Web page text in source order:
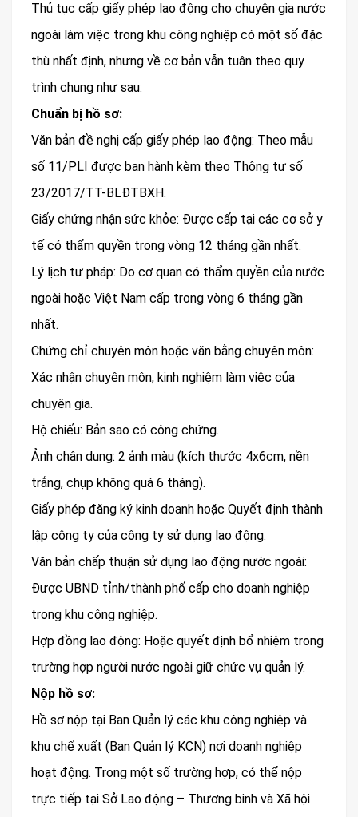
Thủ tục cấp giấy phép lao động cho chuyên gia nước
ngoài làm việc trong khu công nghiệp có một số đặc
thù nhất định, nhưng về cơ bản vẫn tuân theo quy
trình chung như sau:
Chuẩn bị hồ sơ:
Văn bản đề nghị cấp giấy phép lao động: Theo mẫu
số 11/PLI được ban hành kèm theo Thông tư số
23/2017/TT-BLĐTBXH.
Giấy chứng nhận sức khỏe: Được cấp tại các cơ sở y
tế có thẩm quyền trong vòng 12 tháng gần nhất.
Lý lịch tư pháp: Do cơ quan có thẩm quyền của nước
ngoài hoặc Việt Nam cấp trong vòng 6 tháng gần
nhất.
Chứng chỉ chuyên môn hoặc văn bằng chuyên môn:
Xác nhận chuyên môn, kinh nghiệm làm việc của
chuyên gia.
Hộ chiếu: Bản sao có công chứng.
Ảnh chân dung: 2 ảnh màu (kích thước 4x6cm, nền
trắng, chụp không quá 6 tháng).
Giấy phép đăng ký kinh doanh hoặc Quyết định thành
lập công ty của công ty sử dụng lao động.
Văn bản chấp thuận sử dụng lao động nước ngoài:
Được UBND tỉnh/thành phố cấp cho doanh nghiệp
trong khu công nghiệp.
Hợp đồng lao động: Hoặc quyết định bổ nhiệm trong
trường hợp người nước ngoài giữ chức vụ quản lý.
Nộp hồ sơ:
Hồ sơ nộp tại Ban Quản lý các khu công nghiệp và
khu chế xuất (Ban Quản lý KCN) nơi doanh nghiệp
hoạt động. Trong một số trường hợp, có thể nộp
trực tiếp tại Sở Lao động – Thương binh và Xã hội